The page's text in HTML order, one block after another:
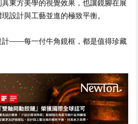
東方美學的視覺效果，也讓鏡腳在展
設計與工藝並進的極致平衡。
計——每一付牛角鏡框，都是值得珍藏